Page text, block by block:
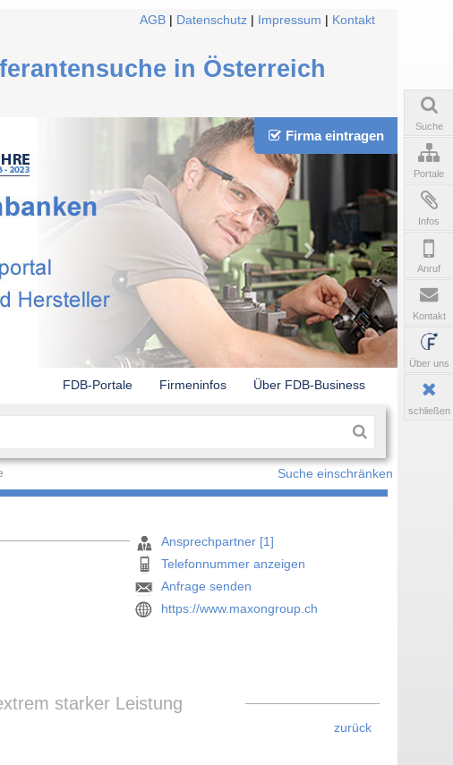
AGB Datenschutz Impressum Kontakt
in Österreich
Firma eintragen
FDB-Portale Firmeninfos Über FDB-Business
Suche einschränken
Ansprechpartner [1]
Telefonnummer anzeigen
Anfrage senden
https://www.maxongroup.ch
starker Leistung
zurück
Suche
Portale
Infos
Anruf
Kontakt
Über uns
schließen